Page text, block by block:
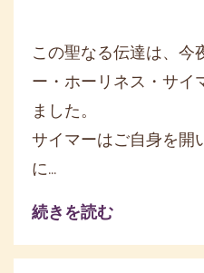
この聖なる伝達は、今
ー・ホーリネス・ サイ
ました。
サイマーはご自身を開
に...
続きを読む